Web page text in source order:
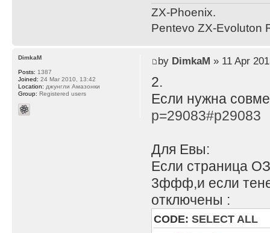
ZX-Phoenix.
Pentevo ZX-Evoluton
by DimkaM » 11 Apr
2.
Если нужна
p=29083#p29083
Для Евы:
Если страница
3ффф,и если
отключены :
CODE: SELECT ALL
DimkaM
Posts: 1387
Joined: 24 Mar 2010, 13:42
Location: джунгли Амазонки
Group: Registered users